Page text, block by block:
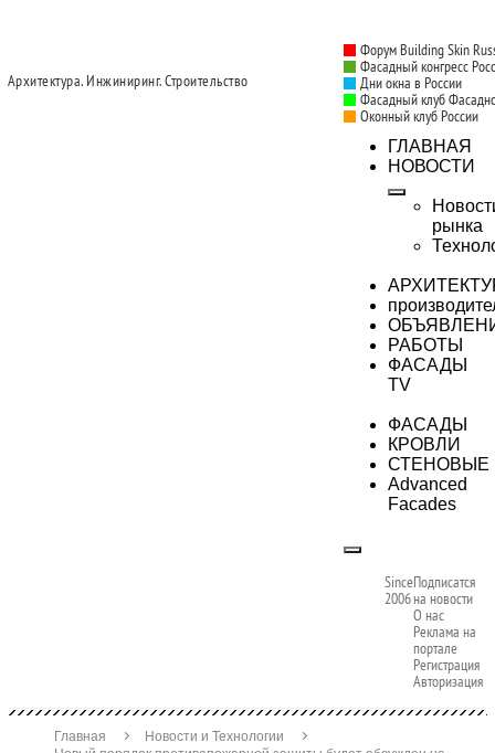
Архитектура. Инжиниринг. Строительство
Форум Building Skin
Фасадный конгресс
Дни окна в России
Фасадный клуб
Оконный клуб России
ГЛАВНАЯ
НОВОСТИ
рынка
РАБОТЫ
ФАСАДЫ
TV
ФАСАДЫ
КРОВЛИ
СТЕНОВЫЕ
Advanced
Facades
Since
2006
Подписатся
на новости
О нас
Реклама на
портале
Регистрация
Авторизация
Главная
Новости и Технологии